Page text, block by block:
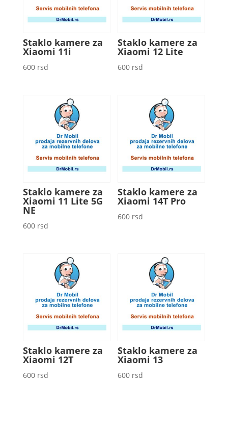
Staklo kamere za
Xiaomi 11i
600 rsd
Staklo kamere za
Xiaomi 12 Lite
600 rsd
Staklo kamere za
Xiaomi 11 Lite 5G
NE
600 rsd
Staklo kamere za
Xiaomi 14T Pro
600 rsd
Staklo kamere za
Xiaomi 12T
600 rsd
Staklo kamere za
Xiaomi 13
600 rsd